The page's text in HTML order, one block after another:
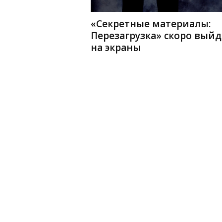
«Секретные материалы:
Перезагрузка» скоро
на экраны